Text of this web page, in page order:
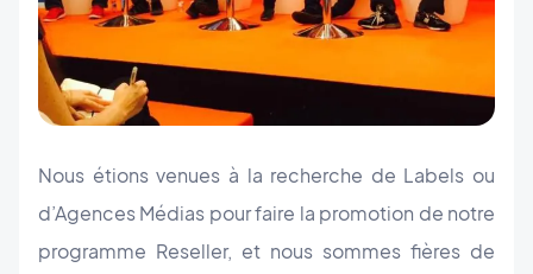
Nous étions venues à la recherche de Labels ou
d’Agences Médias pour faire la promotion de notre
programme Reseller, et nous sommes fières de